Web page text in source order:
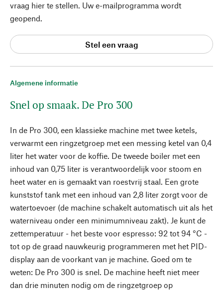
Algemene informatie
Snel op smaak. De Pro 300
In de Pro 300, een klassieke machine met twee ketels,
verwarmt een ringzetgroep met een messing ketel van 0,4
liter het water voor de koffie. De tweede boiler met een
inhoud van 0,75 liter is verantwoordelijk voor stoom en
heet water en is gemaakt van roestvrij staal. Een grote
kunststof tank met een inhoud van 2,8 liter zorgt voor de
watertoevoer (de machine schakelt automatisch uit als het
waterniveau onder een minimumniveau zakt). Je kunt de
zettemperatuur - het beste voor espresso: 92 tot 94 °C -
tot op de graad nauwkeurig programmeren met het PID-
display aan de voorkant van je machine. Goed om te
weten: De Pro 300 is snel. De machine heeft niet meer
dan drie minuten nodig om de ringzetgroep op
vraag hier te stellen. Uw e-mailprogramma wordt
geopend.
Stel een vraag